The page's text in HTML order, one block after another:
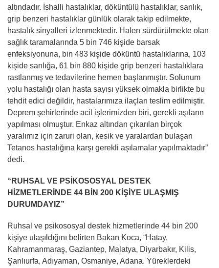
altındadır. İshalli hastalıklar, döküntülü hastalıklar, sarılık,
grip benzeri hastalıklar günlük olarak takip edilmekte,
hastalık sinyalleri izlenmektedir. Halen sürdürülmekte olan
sağlık taramalarında 5 bin 746 kişide barsak
enfeksiyonuna, bin 483 kişide döküntü hastalıklarına, 103
kişide sarılığa, 61 bin 880 kişide grip benzeri hastalıklara
rastlanmış ve tedavilerine hemen başlanmıştır. Solunum
yolu hastalığı olan hasta sayısı yüksek olmakla birlikte bu
tehdit edici değildir, hastalarımıza ilaçları teslim edilmiştir.
Deprem şehirlerinde acil işlerimizden biri, gerekli aşıların
yapılması olmuştur. Enkaz altından çıkarılan birçok
yaralımız için zaruri olan, kesik ve yaralardan bulaşan
Tetanos hastalığına karşı gerekli aşılamalar yapılmaktadır”
dedi.
“RUHSAL VE PSİKOSOSYAL DESTEK
HİZMETLERİNDE 44 BİN 200 KİŞİYE ULAŞMIŞ
DURUMDAYIZ”
Ruhsal ve psikososyal destek hizmetlerinde 44 bin 200
kişiye ulaşıldığını belirten Bakan Koca, “Hatay,
Kahramanmaraş, Gaziantep, Malatya, Diyarbakır, Kilis,
Şanlıurfa, Adıyaman, Osmaniye, Adana. Yüreklerdeki